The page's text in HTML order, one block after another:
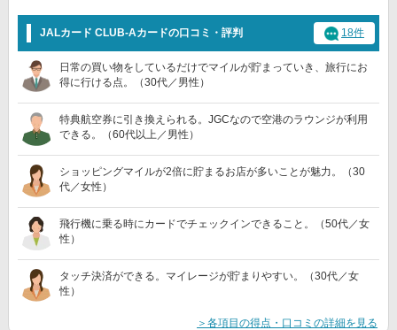
JALカード CLUB-Aカードの口コミ・評判 18件
日常の買い物をしているだけでマイルが貯まっていき、旅行にお
得に行ける点。（30代／男性）
特典航空券に引き換えられる。JGCなので空港のラウンジが利用
できる。（60代以上／男性）
ショッピングマイルが2倍に貯まるお店が多いことが魅力。（30
代／女性）
飛行機に乗る時にカードでチェックインできること。（50代／女
性）
タッチ決済ができる。マイレージが貯まりやすい。（30代／女
性）
＞各項目の得点・口コミの詳細を見る